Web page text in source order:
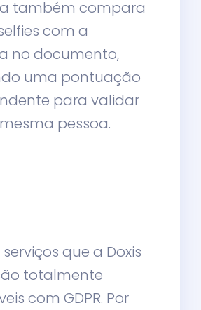
também compara
com a
no documento,
uma pontuação
para validar
pessoa.
que a Doxis
totalmente
com GDPR. Por